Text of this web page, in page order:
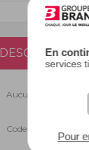
En
services
Pour
DESCRIPTION
Aucune description.
Code EAN :